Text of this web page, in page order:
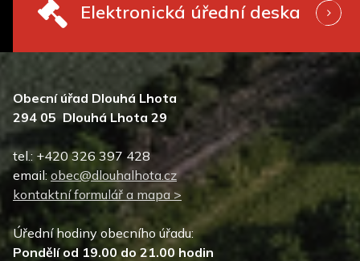
Elektronická úřední deska
Obecní úřad Dlouhá Lhota
294 05 Dlouhá Lhota 29
tel.: +420 326 397 428
email: obec@dlouhalhota.cz
kontaktní formulář a mapa >
Úřední hodiny obecního úřadu:
Pondělí od 19.00 do 21.00 hodin